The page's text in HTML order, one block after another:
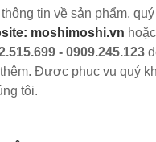
tin về sản phẩm,
moshimoshi.vn
- 0909.245.123
Được phục vụ quý
tôi.